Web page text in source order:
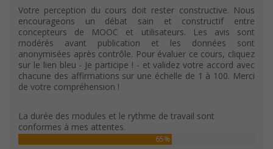
Votre perception du cours doit rester constructive. Nous
encourageons un débat sain et constructif entre
concepteurs de MOOC et utilisateurs. Les avis sont
modérés avant publication et les données sont
anonymisées après contrôle. Pour évaluer ce cours, cliquez
sur le lien bleu - Je participe ! - et validez votre accord avec
chacune des affirmations sur une échelle de 1 à 100. Merci
de votre compréhension !
La durée des modules et le rythme de travail sont
conformes à mes attentes.
65%